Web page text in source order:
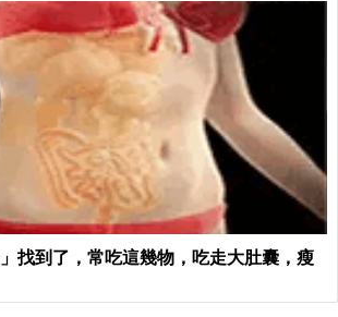
找到了，常吃這幾物，吃走大肚囊，瘦